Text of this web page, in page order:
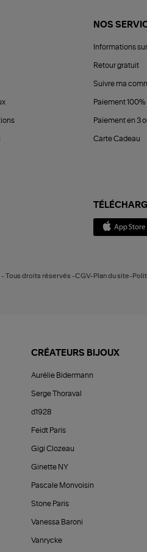
NOS
Informations
Retour gratuit
Suivre ma
Paiement
Paiement en 3
Carte Cadeau
Tous droits réservés -CGV-Plan du site-
CRÉATEURS BIJOUX
Aurélie Bidermann
Serge Thoraval
d1928
Feidt Paris
Gigi Clozeau
Ginette NY
Pascale Monvoisin
Stone Paris
Vanessa Baroni
Vanrycke